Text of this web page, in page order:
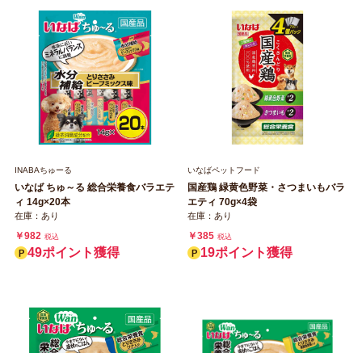
INABAちゅーる
いなば ちゅ～る 総合栄養食バラエテ
ィ 14g×20本
在庫：あり
￥982 税込
49ポイント獲得
いなばペットフード
国産鶏 緑黄色野菜・さつまいもバラ
エティ 70g×4袋
在庫：あり
￥385 税込
19ポイント獲得